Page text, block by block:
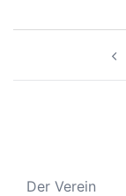
Der Verein